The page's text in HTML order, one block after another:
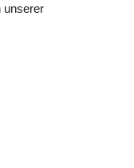
unserer